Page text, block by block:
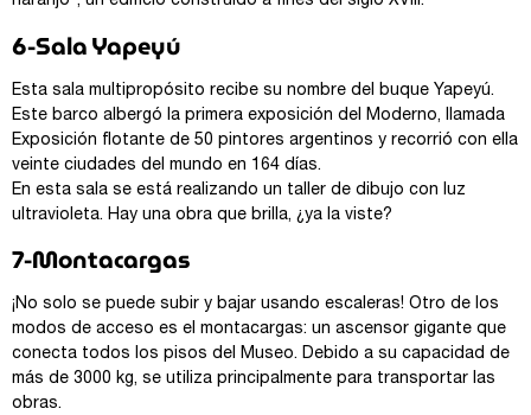
6-Sala Yapeyú
Esta sala multipropósito recibe su nombre del buque Yapeyú.
Este barco albergó la primera exposición del Moderno, llamada
Exposición flotante de 50 pintores argentinos y recorrió con ella
veinte ciudades del mundo en 164 días.
En esta sala se está realizando un taller de dibujo con luz
ultravioleta. Hay una obra que brilla, ¿ya la viste?
7-Montacargas
¡No solo se puede subir y bajar usando escaleras! Otro de los
modos de acceso es el montacargas: un ascensor gigante que
conecta todos los pisos del Museo. Debido a su capacidad de
más de 3000 kg, se utiliza principalmente para transportar las
obras.